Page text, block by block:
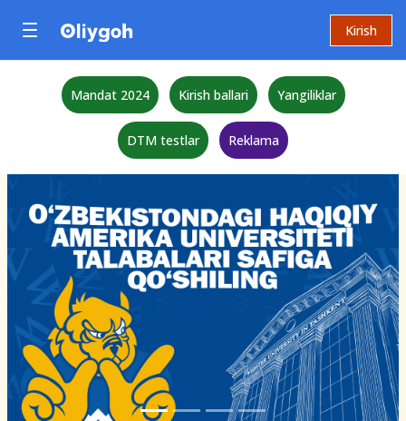
Kirish
Mandat 2024 Kirish ballari Yangiliklar
DTM testlar Reklama